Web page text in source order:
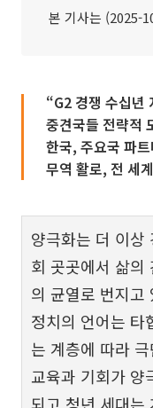
본 기사는 (2025-
“G2 경쟁 수십년
중견국들 전략적
한국, 주요국 파
무역 활로, 전 세
양극화는 더 이상
회 곳곳에서 삶의
의 균열로 번지고
정치의 언어는 타
는 계층에 따라
교육과 기회가 양